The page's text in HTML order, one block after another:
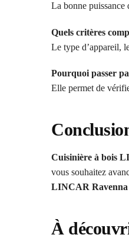
La bonne puissance
Quels critères
Le type d’appareil,
Pourquoi passer
Elle permet de
Cuisinière à bois
vous souhaitez
LINCAR
À